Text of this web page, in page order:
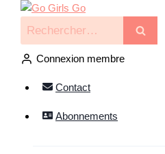
Connexion membre
Contact
Abonnements